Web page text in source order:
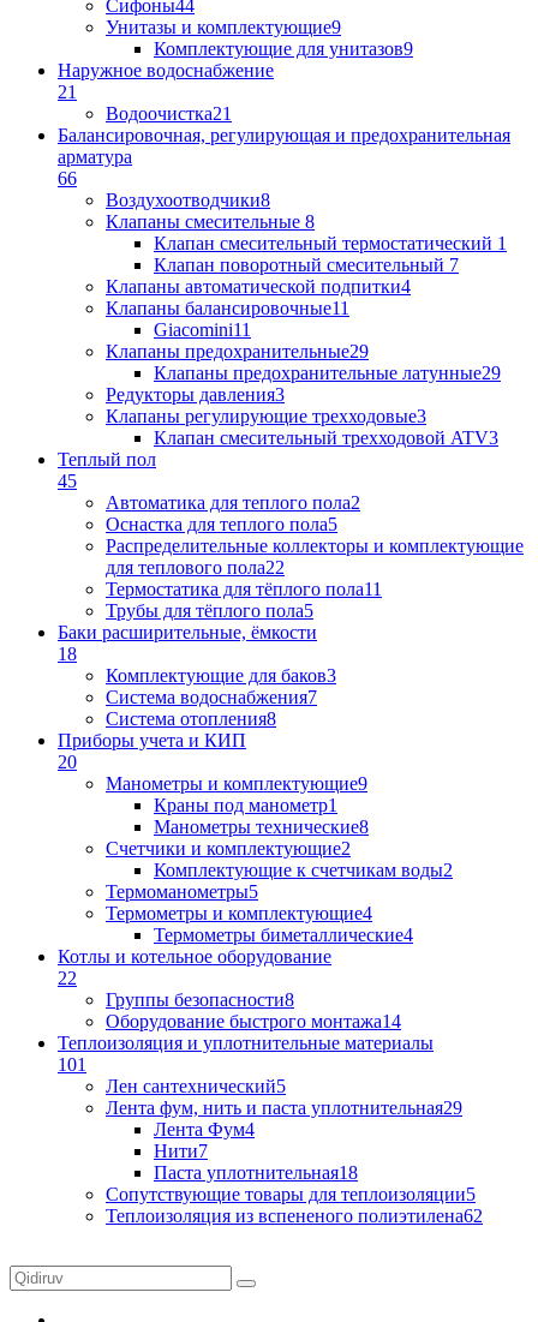
Сифоны44
Унитазы и комплектующие9
Комплектующие для унитазов9
Наружное водоснабжение
21
Водоочистка21
Балансировочная, регулирующая и предохранительная
арматура
66
Воздухоотводчики8
Клапаны cмесительные 8
Клапан cмесительный термостатический 1
Клапан поворотный cмесительный 7
Клапаны автоматической подпитки4
Клапаны балансировочные11
Giacomini11
Клапаны предохранительные29
Клапаны предохранительные латунные29
Редукторы давления3
Клапаны регулирующие трехходовые3
Клапан смесительный трехходовой ATV3
Теплый пол
45
Автоматика для теплого пола2
Оснастка для теплого пола5
Распределительные коллекторы и комплектующие
для теплового пола22
Термостатика для тёплого пола11
Трубы для тёплого пола5
Баки расширительные, ёмкости
18
Комплектующие для баков3
Система водоснабжения7
Система отопления8
Приборы учета и КИП
20
Манометры и комплектующие9
Краны под манометр1
Манометры технические8
Счетчики и комплектующие2
Комплектующие к счетчикам воды2
Термоманометры5
Термометры и комплектующие4
Термометры биметаллические4
Котлы и котельное оборудование
22
Группы безопасности8
Оборудование быстрого монтажа14
Теплоизоляция и уплотнительные материалы
101
Лен сантехнический5
Лента фум, нить и паста уплотнительная29
Лента Фум4
Нити7
Паста уплотнительная18
Сопутствующие товары для теплоизоляции5
Теплоизоляция из вспененого полиэтилена62